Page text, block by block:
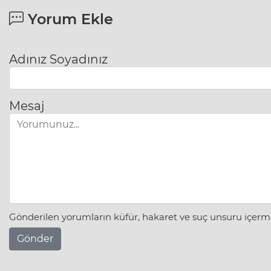
Yorum Ekle
Adınız Soyadınız
Mesaj
Gönderilen yorumların küfür, hakaret ve suç unsuru
Gönder